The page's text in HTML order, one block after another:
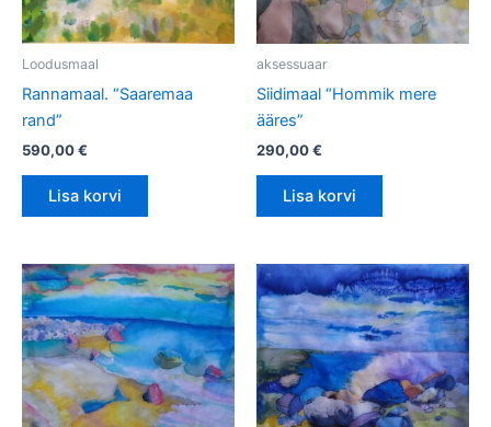
Loodusmaal
Rannamaal. “Saaremaa
rand”
590,00€
Lisa korvi
aksessuaar
Siidimaal “Hommik mere
ääres”
290,00€
Lisa korvi